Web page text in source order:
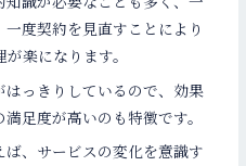
度契約を見直すことにより
楽になります。
っきりしているので、効果
足度が高いのも特徴です。
、サービスの変化を意識す